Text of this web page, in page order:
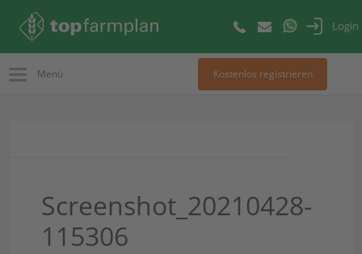
Login
Menü Kostenlos registrieren
Screenshot_20210428-
115306